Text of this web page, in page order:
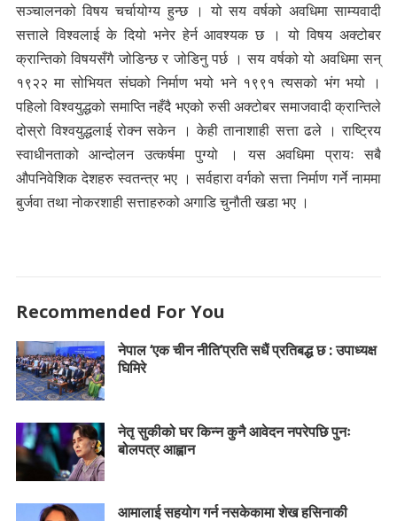
सञ्चालनको विषय चर्चायोग्य हुन्छ । यो सय वर्षको अवधिमा साम्यवादी
सत्ताले विश्वलाई के दियो भनेर हेर्न आवश्यक छ । यो विषय अक्टोबर
क्रान्तिको विषयसँगै जोडिन्छ र जोडिनु पर्छ । सय वर्षको यो अवधिमा सन्
१९२२ मा सोभियत संघको निर्माण भयो भने १९९१ त्यसको भंग भयो ।
पहिलो विश्वयुद्धको समाप्ति नहँदै भएको रुसी अक्टोबर समाजवादी क्रान्तिले
दोस्रो विश्वयुद्धलाई रोक्न सकेन । केही तानाशाही सत्ता ढले । राष्ट्रिय
स्वाधीनताको आन्दोलन उत्कर्षमा पुग्यो । यस अवधिमा प्रायः सबै
औपनिवेशिक देशहरु स्वतन्त्र भए । सर्वहारा वर्गको सत्ता निर्माण गर्ने नाममा
बुर्जवा तथा नोकरशाही सत्ताहरुको अगाडि चुनौती खडा भए ।
Recommended For You
नेपाल ‘एक चीन नीति’प्रति सधैं प्रतिबद्ध छ : उपाध्यक्ष
घिमिरे
नेतृ सुकीको घर किन्न कुनै आवेदन नपरेपछि पुनः
बोलपत्र आह्वान
आमालाई सहयोग गर्न नसकेकामा शेख हसिनाकी